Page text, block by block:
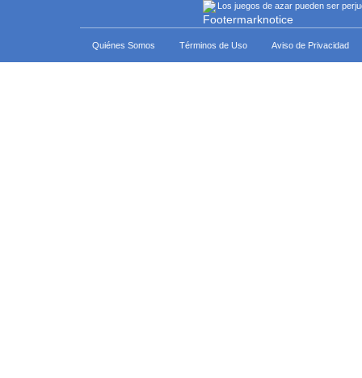
Los juegos de azar pueden ser
Quiénes Somos Términos de Uso Aviso de Privacidad